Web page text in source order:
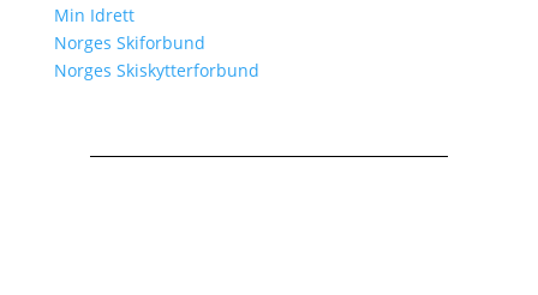
Min Idrett
Norges Skiforbund
Norges Skiskytterforbund